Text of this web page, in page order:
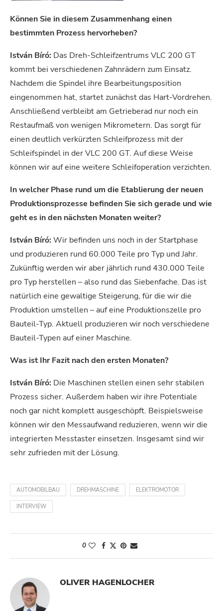
Können Sie in diesem Zusammenhang einen
bestimmten Prozess hervorheben?
István Bíró: Das Dreh-Schleifzentrums VLC 200 GT
kommt bei verschiedenen Zahnrädern zum Einsatz.
Nachdem die Spindel ihre Bearbeitungsposition
eingenommen hat, startet zunächst das Hart-Vordrehen.
Anschließend verbleibt am Getrieberad nur noch ein
Restaufmaß von wenigen Mikrometern. Das sorgt für
einen deutlich verkürzten Schleifprozess mit der
Schleifspindel in der VLC 200 GT. Auf diese Weise
können wir auf eine weitere Schleifoperation verzichten.
In welcher Phase rund um die Etablierung der neuen
Produktionsprozesse befinden Sie sich gerade und wie
geht es in den nächsten Monaten weiter?
István Bíró: Wir befinden uns noch in der Startphase
und produzieren rund 60.000 Teile pro Typ und Jahr.
Zukünftig werden wir aber jährlich rund 430.000 Teile
pro Typ herstellen – also rund das Siebenfache. Das ist
natürlich eine gewaltige Steigerung, für die wir die
Produktion umstellen – auf eine Produktionszelle pro
Bauteil-Typ. Aktuell produzieren wir noch verschiedene
Bauteil-Typen auf einer Maschine.
Was ist Ihr Fazit nach den ersten Monaten?
István Bíró: Die Maschinen stellen einen sehr stabilen
Prozess sicher. Außerdem haben wir ihre Potentiale
noch gar nicht komplett ausgeschöpft. Beispielsweise
können wir den Messaufwand reduzieren, wenn wir die
integrierten Messtaster einsetzen. Insgesamt sind wir
sehr zufrieden mit der Lösung.
AUTOMOBILBAU DREHMASCHINE ELEKTROMOTOR
INTERVIEW
0
OLIVER HAGENLOCHER